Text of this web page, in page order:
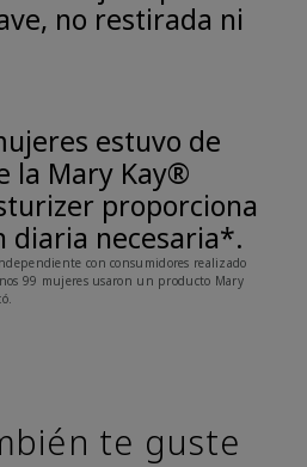
no restirada ni
estuvo de
la Mary Kay®
proporciona
diaria necesaria*.
con consumidores realizado
99 mujeres usaron un producto Mary
te guste